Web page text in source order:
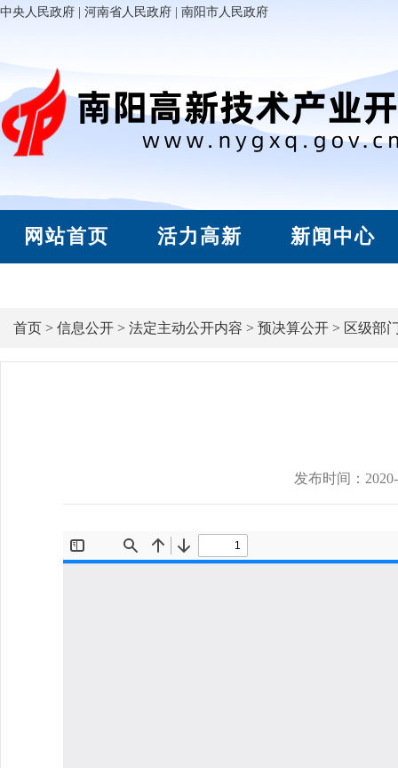
中央人民政府 河南省人民政府 南阳市人民政府
网站首页 活力高新 新闻中心
首页 > 信息公开 > 法定主动公开内容 > 预决算公开 > 区级部
发布时间：